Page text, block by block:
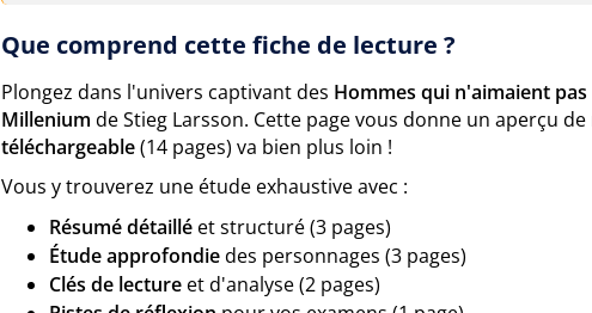
Que comprend cette fiche de lecture ?
Plongez dans l'univers captivant des Hommes qui n'aimaient
Millenium de Stieg Larsson. Cette page vous donne un aperçu
téléchargeable(14 pages) va bien plus loin !
Vous y trouverez une étude exhaustive avec :
Résumé détaillé et structuré (3 pages)
Étude approfondiedes personnages (3 pages)
Clés de lecture et d'analyse (2 pages)